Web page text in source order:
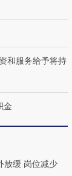
抗争将教
飞地休
子戏法
韩国高
和服务给予将持
金
放缓 岗位减少